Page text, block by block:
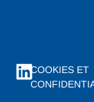
COOKIES ET